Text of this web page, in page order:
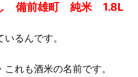
備前雄町 純米 1.8L
るんです。
これも酒米の名前です。